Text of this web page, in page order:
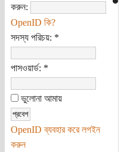
করুন:
OpenID কি?
সদস্য পরিচয়: *
পাসওয়ার্ড: *
ভুলোনা আমায়
OpenID ব্যবহার করে লগইন
করুন